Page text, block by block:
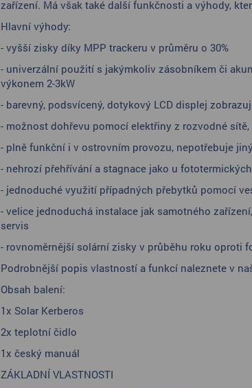
zařízení. Má však také další funkčnosti a výhody,
Hlavní výhody:
- vyšší zisky díky MPP trackeru v průměru o 30%
- univerzální použití s jakýmkoliv zásobníkem či
výkonem 2-3kW
- barevný, podsvícený, dotykový LCD displej
- možnost dohřevu pomocí elektřiny z rozvodné
- plně funkční i v ostrovním provozu, nepotřebuje
- nehrozí přehřívání a stagnace jako u
- jednoduché využití případných přebytků pomocí
- velice jednoduchá instalace jak samotného
servis
- rovnoměrnější solární zisky v průběhu roku oproti
Podrobnější popis vlastností a funkcí naleznete v
Obsah balení:
1x Solar Kerberos
2x teplotní čidlo
1x český manuál
ZÁKLADNÍ VLASTNOSTI